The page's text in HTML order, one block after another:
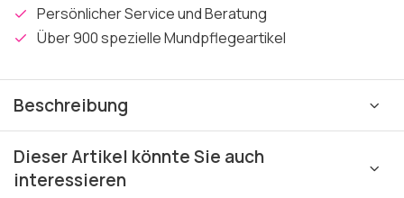
Persönlicher Service und Beratung
Über 900 spezielle Mundpflegeartikel
Beschreibung
Dieser Artikel könnte Sie auch
interessieren